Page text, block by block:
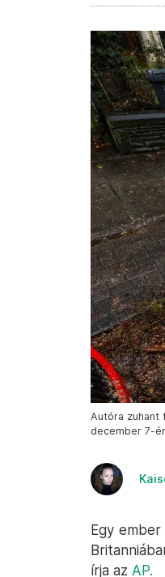
Autóra zuhant
december 7-
Egy
írja az AP.